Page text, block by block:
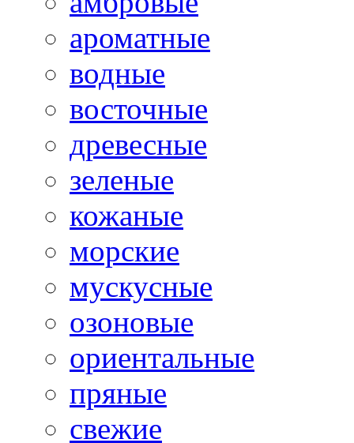
ароматные
водные
восточные
древесные
зеленые
кожаные
морские
мускусные
озоновые
ориентальные
пряные
свежие